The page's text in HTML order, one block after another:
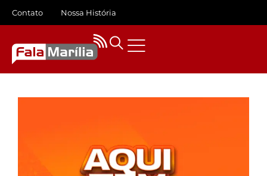
Contato Nossa História